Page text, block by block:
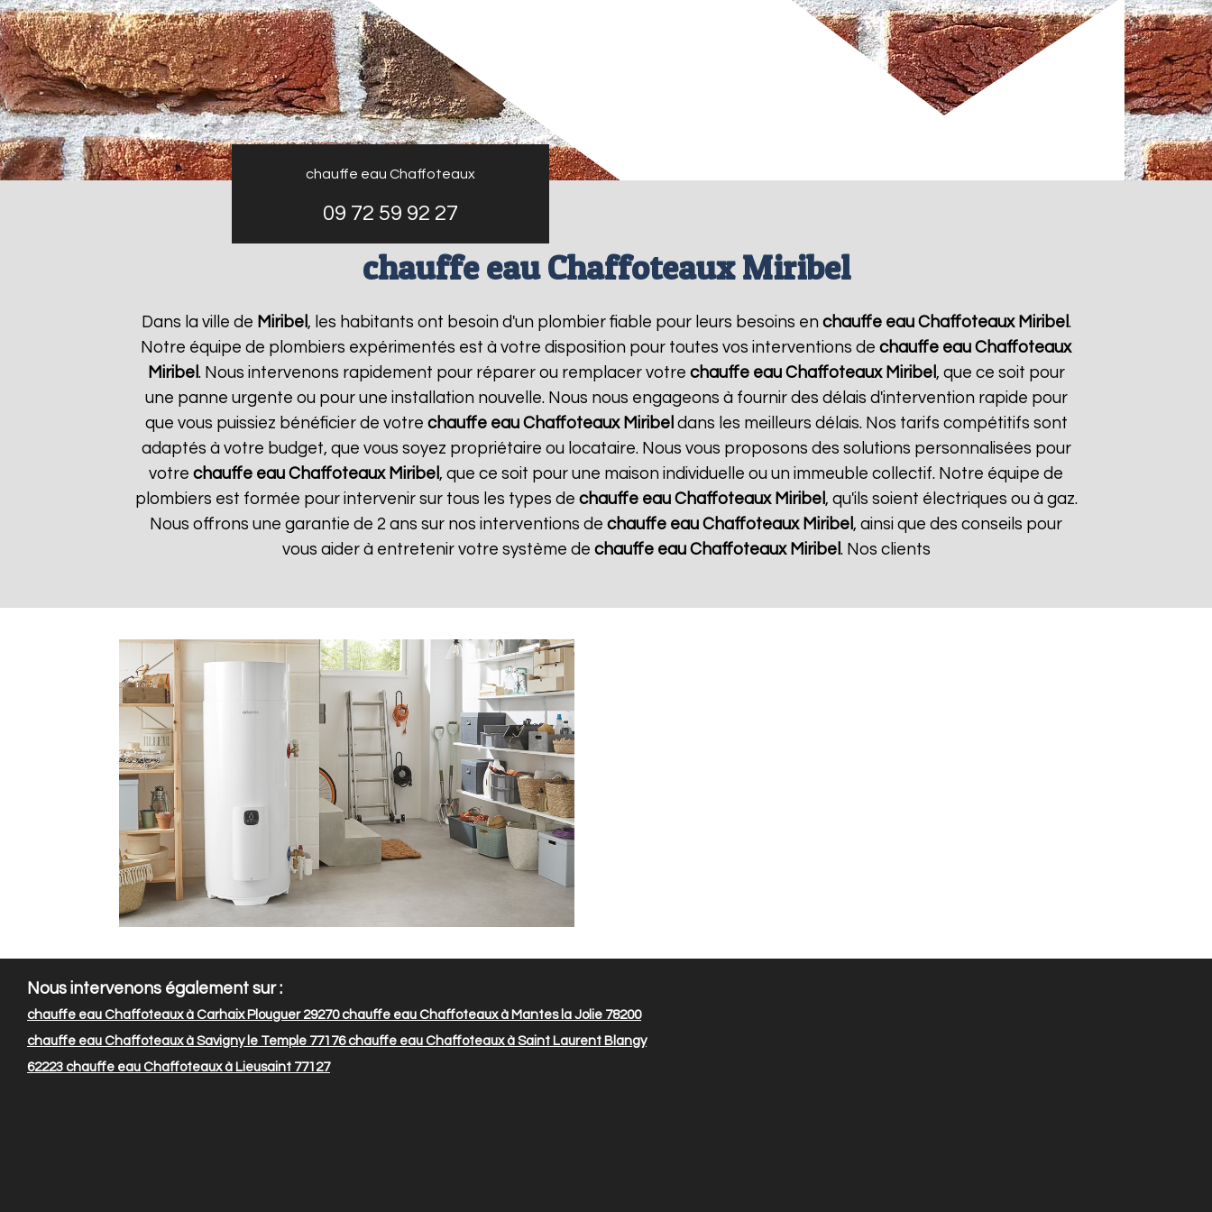
chauffe eau Chaffoteaux
09 72 59 92 27
chauffe eau Chaffoteaux Miribel
Dans la ville de Miribel , les habitants ont besoin d'un plombier fiable pour leurs besoins en chauffe eau Chaffoteaux Miribel .
Notre équipe de plombiers expérimentés est à votre disposition pour toutes vos interventions de chauffe eau Chaffoteaux
Miribel . Nous intervenons rapidement pour réparer ou remplacer votre chauffe eau Chaffoteaux Miribel , que ce soit pour
une panne urgente ou pour une installation nouvelle. Nous nous engageons à fournir des délais d'intervention rapide pour
que vous puissiez bénéficier de votre chauffe eau Chaffoteaux Miribel dans les meilleurs délais. Nos tarifs compétitifs sont
adaptés à votre budget, que vous soyez propriétaire ou locataire. Nous vous proposons des solutions personnalisées pour
votre chauffe eau Chaffoteaux Miribel , que ce soit pour une maison individuelle ou un immeuble collectif. Notre équipe de
plombiers est formée pour intervenir sur tous les types de chauffe eau Chaffoteaux Miribel , qu'ils soient électriques ou à gaz.
Nous offrons une garantie de 2 ans sur nos interventions de chauffe eau Chaffoteaux Miribel , ainsi que des conseils pour
vous aider à entretenir votre système de chauffe eau Chaffoteaux Miribel . Nos clients
Nous intervenons également sur :
chauffe eau Chaffoteaux à Carhaix Plouguer 29270chauffe eau Chaffoteaux à Mantes la Jolie 78200
chauffe eau Chaffoteaux à Savigny le Temple 77176chauffe eau Chaffoteaux à Saint Laurent Blangy
62223 chauffe eau Chaffoteaux à Lieusaint 77127